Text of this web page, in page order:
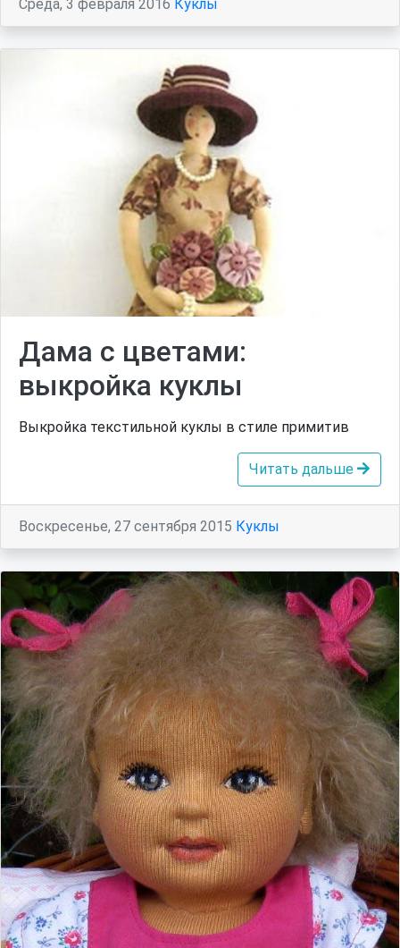
Среда, 3 февраля 2016 Куклы
Дама с цветами:
выкройка куклы
Выкройка текстильной куклы в стиле примитив
Читать дальше
Воскресенье, 27 сентября 2015 Куклы